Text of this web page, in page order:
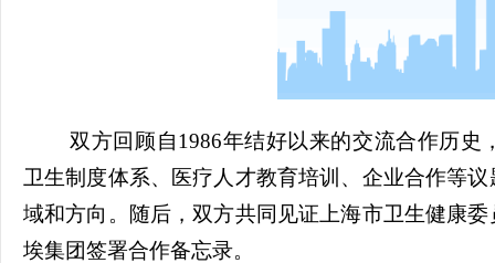
双方回顾自1986年结好以来的交流合作历史
卫生制度体系、
医疗人才教育培训、 企业合作等议
域和方向。随后，双方共同见证上海市卫生健康
埃集团签署合作备忘录。